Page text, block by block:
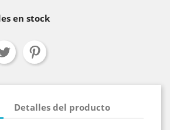
en stock
Detalles del producto